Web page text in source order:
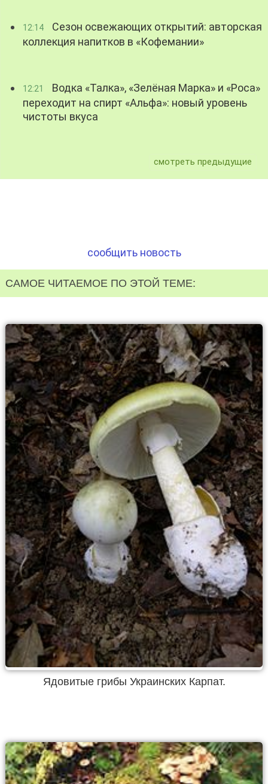
12:14
Сезон освежающих открытий: авторская
коллекция напитков в «Кофемании»
12:21
Водка «Талка», «Зелёная Марка» и «Роса»
переходит на спирт «Альфа»: новый уровень
чистоты вкуса
смотреть предыдущие
сообщить новость
САМОЕ ЧИТАЕМОЕ ПО ЭТОЙ ТЕМЕ:
Ядовитые грибы Украинских Карпат.